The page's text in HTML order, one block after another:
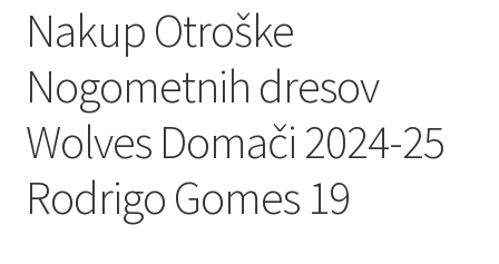
Nakup Otroške
Nogometnih dresov
Wolves Domači 2024-25
Rodrigo Gomes 19